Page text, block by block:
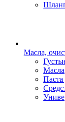
Масла,
Масла
Паста